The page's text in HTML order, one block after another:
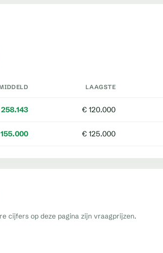
LAAGSTE
€ 120.000
€ 125.000
cijfers op deze pagina zijn vraagprijzen.